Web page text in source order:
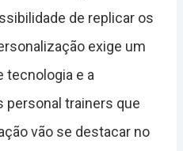
de replicar os
exige um
tecnologia e a
personal trainers que
vão se destacar no